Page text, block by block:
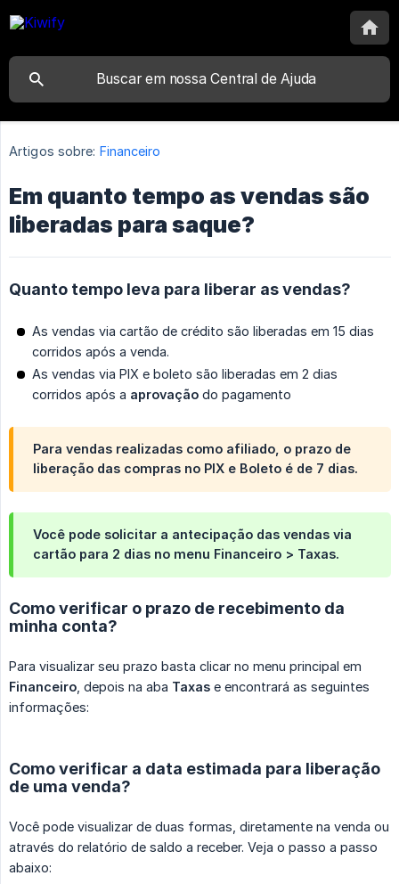
Artigos sobre: Financeiro
Em quanto tempo as vendas são
liberadas para saque?
Quanto tempo leva para liberar as vendas?
As vendas via cartão de crédito são liberadas em 15 dias
corridos após a venda.
As vendas via PIX e boleto são liberadas em 2 dias
corridos após a aprovação do pagamento
Para vendas realizadas como afiliado , o prazo de
liberação das compras no PIX e Boleto é de 7 dias.
Você pode solicitar a antecipação das vendas via
cartão para 2 dias no menu Financeiro > Taxas.
Como verificar o prazo de recebimento da
minha conta?
Para visualizar seu prazo basta clicar no menu principal em
Financeiro , depois na aba Taxas e encontrará as seguintes
informações:
Como verificar a data estimada para liberação
de uma venda?
Você pode visualizar de duas formas, diretamente na venda ou
através do relatório de saldo a receber. Veja o passo a passo
abaixo: